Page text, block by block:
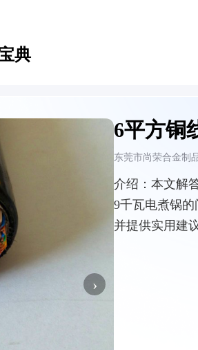
典
›
6平方铜
东莞市尚荣合金制
介绍： 本文解
9千瓦电煮锅的
并提供实用建议